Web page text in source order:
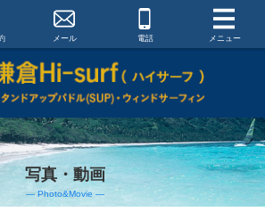
メール 電話 メニュー
写真・動画
― Photo&Movie ―